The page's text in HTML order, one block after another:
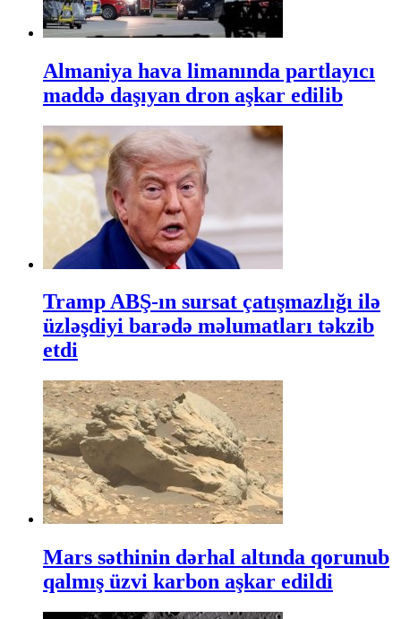
Almaniya hava limanında partlayıcı
maddə daşıyan dron aşkar edilib
Tramp ABŞ-ın sursat çatışmazlığı ilə
üzləşdiyi barədə məlumatları təkzib
etdi
Mars səthinin dərhal altında qorunub
qalmış üzvi karbon aşkar edildi